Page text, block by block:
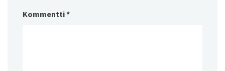
Kommentti*